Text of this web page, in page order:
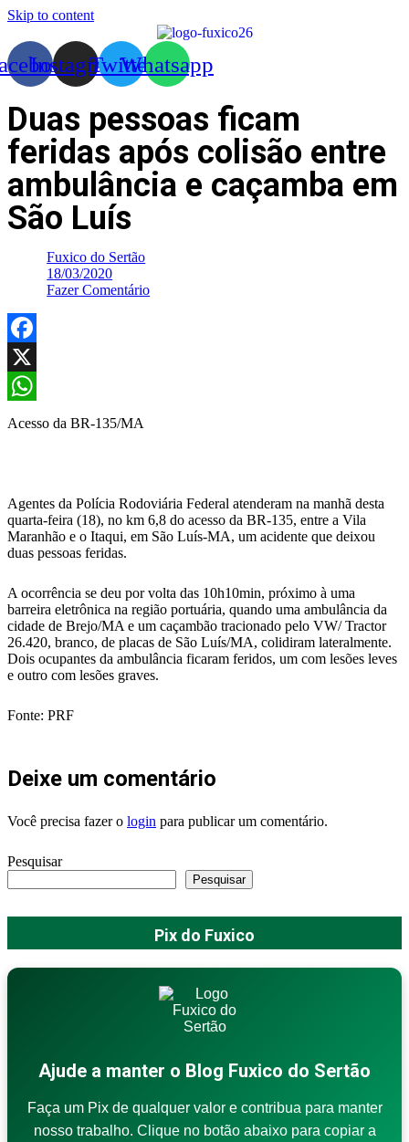
Skip to content
InstagramTwitterWhatsapp
Duas pessoas ficam
feridas após colisão entre
ambulância e caçamba em
São Luís
Fuxico do Sertão
18/03/2020
Fazer Comentário
Facebook
X
WhatsApp
Acesso da BR-135/MA
Agentes da Polícia Rodoviária Federal atenderam na manhã desta
quarta-feira (18), no km 6,8 do acesso da BR-135, entre a Vila
Maranhão e o Itaqui, em São Luís-MA, um acidente que deixou
duas pessoas feridas.
A ocorrência se deu por volta das 10h10min, próximo à uma
barreira eletrônica na região portuária, quando uma ambulância da
cidade de Brejo/MA e um caçambão tracionado pelo VW/ Tractor
26.420, branco, de placas de São Luís/MA, colidiram lateralmente.
Dois ocupantes da ambulância ficaram feridos, um com lesões leves
e outro com lesões graves.
Fonte: PRF
Deixe um comentário
Você precisa fazer o login para publicar um comentário.
Pesquisar
Pesquisar
Pix do Fuxico
Ajude a manter o Blog Fuxico do Sertão
Faça um Pix de qualquer valor e contribua para manter
nosso trabalho. Clique no botão abaixo para copiar a